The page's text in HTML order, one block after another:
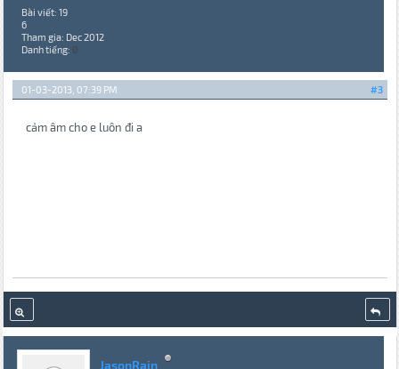
Bài viết: 19
6
Tham gia: Dec 2012
Danh tiếng: 0
#3
01-03-2013, 07:39 PM
cảm âm cho e luôn đi a
JasonRain